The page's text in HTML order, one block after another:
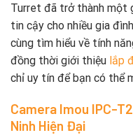
Turret đã trở thành một
tin cậy cho nhiều gia
cùng tìm hiểu về tính
đồng thời giới thiệu lắp
chỉ uy tín để bạn có thể
Camera Imou IPC-
Ninh Hiện Đại